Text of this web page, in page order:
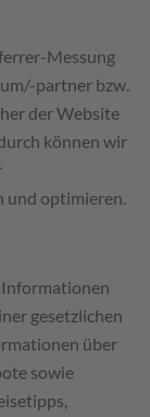
Messung
partner bzw.
der Website
können wir
und optimieren.
gesetzlichen
über
sowie